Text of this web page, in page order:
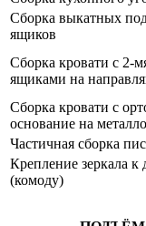
Сборка выкатных
ящиков
Сборка кровати с 2-
ящиками на
Сборка кровати с
основание на
Частичная сборка
Крепление зеркала к
(комоду)